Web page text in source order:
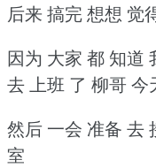
后来 搞完 想想 觉
因为 大家 都 知道
去 上班 了 柳哥 今
然后 一会 准备 去
室